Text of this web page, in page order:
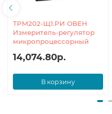
ТРМ202-Щ1.РИ ОВЕН
Измеритель-регулятор
микропроцессорный
14,074.80р.
В корзину